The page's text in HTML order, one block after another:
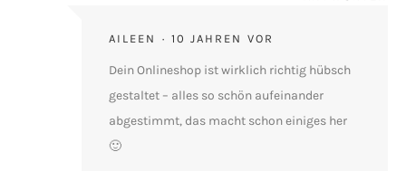
AILEEN 10 JAHREN VOR
Dein Onlineshop ist wirklich richtig hübsch
gestaltet – alles so schön aufeinander
abgestimmt, das macht schon einiges her
🙂